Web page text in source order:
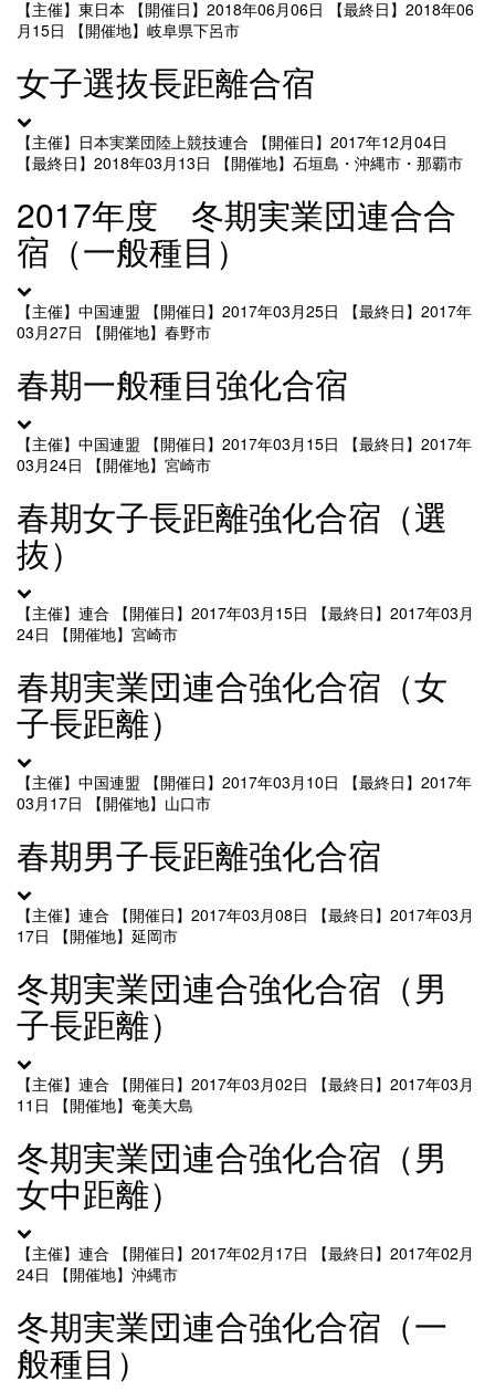
【主催】東日本 【開催日】2018年06月06日
【最終日】2018年06
月15日
【開催地】岐阜県下呂市
女子選抜長距離合宿
【主催】日本実業団陸上競技連合
【開催日】2017年12月04日
【最終日】2018年03月13日
【開催地】石垣島・沖縄市・那覇市
2017年度 冬期実業団連合合
宿（一般種目）
【主催】中国連盟 【開催日】2017年03月25日
【最終日】2017年
03月27日
【開催地】春野市
春期一般種目強化合宿
【主催】中国連盟 【開催日】2017年03月15日
【最終日】2017年
03月24日
【開催地】宮崎市
春期女子長距離強化合宿（選
抜）
【主催】連合 【開催日】2017年03月15日
【最終日】2017年03月
24日
【開催地】宮崎市
春期実業団連合強化合宿（女
子長距離）
【主催】中国連盟 【開催日】2017年03月10日
【最終日】2017年
03月17日
【開催地】山口市
春期男子長距離強化合宿
【主催】連合 【開催日】2017年03月08日
【最終日】2017年03月
17日
【開催地】延岡市
冬期実業団連合強化合宿（男
子長距離）
【主催】連合 【開催日】2017年03月02日
【最終日】2017年03月
11日
【開催地】奄美大島
冬期実業団連合強化合宿（男
女中距離）
【主催】連合 【開催日】2017年02月17日
【最終日】2017年02月
24日
【開催地】沖縄市
冬期実業団連合強化合宿（一
般種目）